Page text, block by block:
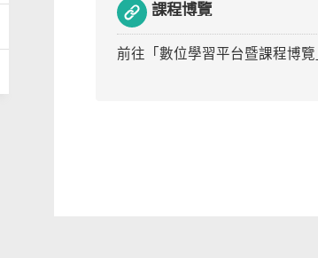
課程博覽
前往「數位學習平台暨課程博覽